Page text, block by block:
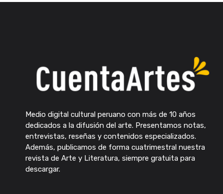
Medio digital cultural peruano con más de 10 años
dedicados a la difusión del arte. Presentamos notas,
entrevistas, reseñas y contenidos especializados.
Además, publicamos de forma cuatrimestral nuestra
revista de Arte y Literatura, siempre gratuita para
descargar.